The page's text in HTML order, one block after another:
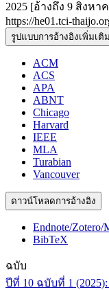
2025 [อ้างถึง 9 สิงหาค
https://he01.tci-
รูปแบบการอ้างอิงเพิ่มเติม
ACM
ACS
APA
ABNT
Chicago
Harvard
IEEE
MLA
Turabian
Vancouver
ดาวน์โหลดการอ้างอิง
Endnote/Zotero/
BibTeX
ฉบับ
ปีที่ 10 ฉบับที่ 1